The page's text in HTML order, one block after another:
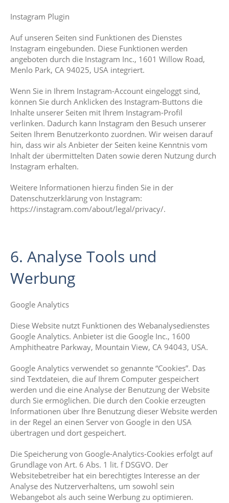
Instagram Plugin
Auf unseren Seiten sind Funktionen des Dienstes
Instagram eingebunden. Diese Funktionen werden
angeboten durch die Instagram Inc., 1601 Willow Road,
Menlo Park, CA 94025, USA integriert.
Wenn Sie in Ihrem Instagram-Account eingeloggt sind,
können Sie durch Anklicken des Instagram-Buttons die
Inhalte unserer Seiten mit Ihrem Instagram-Profil
verlinken. Dadurch kann Instagram den Besuch unserer
Seiten Ihrem Benutzerkonto zuordnen. Wir weisen darauf
hin, dass wir als Anbieter der Seiten keine Kenntnis vom
Inhalt der übermittelten Daten sowie deren Nutzung durch
Instagram erhalten.
Weitere Informationen hierzu finden Sie in der
Datenschutzerklärung von Instagram:
https://instagram.com/about/legal/privacy/.
6. Analyse Tools und
Werbung
Google Analytics
Diese Website nutzt Funktionen des Webanalysedienstes
Google Analytics. Anbieter ist die Google Inc., 1600
Amphitheatre Parkway, Mountain View, CA 94043, USA.
Google Analytics verwendet so genannte “Cookies”. Das
sind Textdateien, die auf Ihrem Computer gespeichert
werden und die eine Analyse der Benutzung der Website
durch Sie ermöglichen. Die durch den Cookie erzeugten
Informationen über Ihre Benutzung dieser Website werden
in der Regel an einen Server von Google in den USA
übertragen und dort gespeichert.
Die Speicherung von Google-Analytics-Cookies erfolgt auf
Grundlage von Art. 6 Abs. 1 lit. f DSGVO. Der
Websitebetreiber hat ein berechtigtes Interesse an der
Analyse des Nutzerverhaltens, um sowohl sein
Webangebot als auch seine Werbung zu optimieren.